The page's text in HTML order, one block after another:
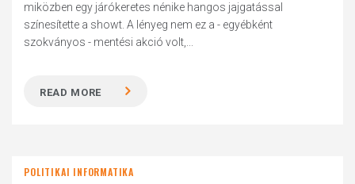
miközben egy járókeretes nénike hangos jajgatással
színesítette a showt. A lényeg nem ez a - egyébként
szokványos - mentési akció volt,...
READ MORE
POLITIKAI INFORMATIKA